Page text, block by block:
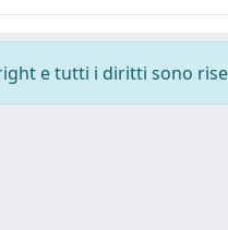
e tutti i diritti sono